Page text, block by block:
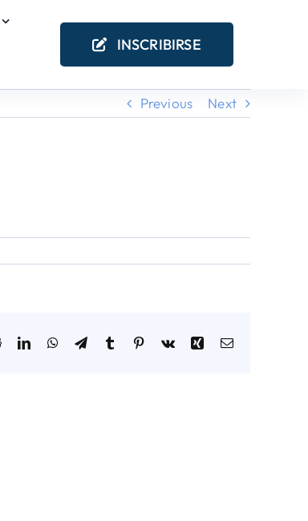
INSCRIBIRSE
Previous Next
RedditLinkedInWhatsApp
TelegramTumblr Pinterest
Vk Xing Email